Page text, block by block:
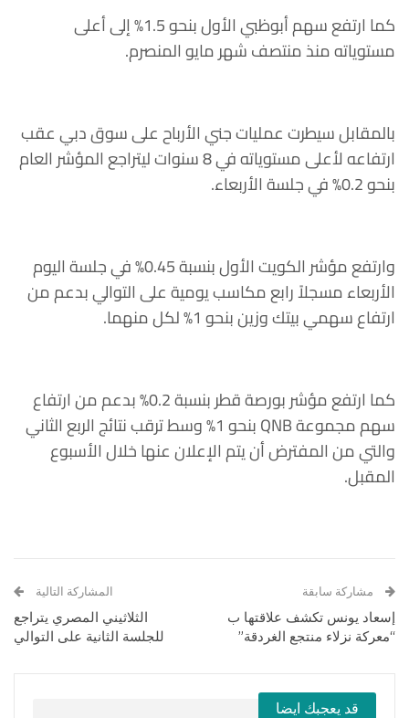
كما ارتفع سهم أبوظبي الأول بنحو 1.5% إلى أعلى
مستوياته منذ منتصف شهر مايو المنصرم.
بالمقابل سيطرت عمليات جني الأرباح على سوق دبي عقب
ارتفاعه لأعلى مستوياته في 8 سنوات ليتراجع المؤشر العام
بنحو 0.2% في جلسة الأربعاء.
وارتفع مؤشر الكويت الأول بنسبة 0.45% في جلسة اليوم
الأربعاء مسجلاً رابع مكاسب يومية على التوالي بدعم من
ارتفاع سهمي بيتك وزين بنحو 1% لكل منهما.
كما ارتفع مؤشر بورصة قطر بنسبة 0.2% بدعم من ارتفاع
سهم مجموعة QNB بنحو 1% وسط ترقب نتائج الربع الثاني
والتي من المفترض أن يتم الإعلان عنها خلال الأسبوع
المقبل.
مشاركة سابقة
إسعاد يونس تكشف علاقتها ب
“معركة نزلاء منتجع الغردقة”
المشاركة التالية
الثلاثيني المصري يتراجع
للجلسة الثانية على التوالي
قد يعجبك ايضا